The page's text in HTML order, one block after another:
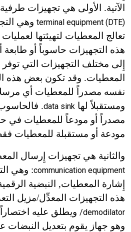
الآتية. الأولى هي تجهيزات
terminal equipment (DTE) وهي
تعالج المعطيات لتهيئتها
هذه التجهيزات حاسوباً أو طابعة
إِلى مختلف التجهيزات التي
المعطيات. وقد تكون بعض هذه
نفسه مصدراً للمعطيات أي
ومستقبلاً لها data sink
.
مصدراً أو مودعاً للمعطيات في
مودعة أو مستقبلة للمعطيات
والثانية هي تجهيزات إِرسال
communication equipment: وهي
إِشارة المعطيات, النبضية
هذه التجهيزات المعدِّل/مزيل
/demodilator ويطلق عليه
وهو جهاز يقوم بتعديل